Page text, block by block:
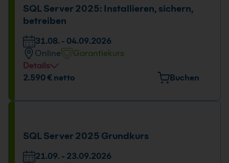
31.08. - 02.09.2026
09:00 - 16:00 Uhr
SQL Server 2025: Installieren, sichern,
betreiben
31.08. - 04.09.2026
Online
Garantiekurs
Details
Tage und Uhrzeit
2.590 € netto Buchen
SQL Server 2025 Grundkurs
21.09. - 23.09.2026